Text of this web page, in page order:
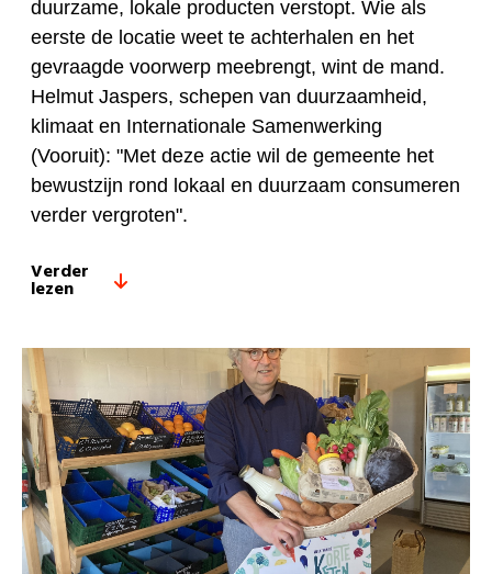
duurzame, lokale producten verstopt. Wie als
eerste de locatie weet te achterhalen en het
gevraagde voorwerp meebrengt, wint de mand.
Helmut Jaspers, schepen van duurzaamheid,
klimaat en Internationale Samenwerking
(Vooruit): "Met deze actie wil de gemeente het
bewustzijn rond lokaal en duurzaam consumeren
verder vergroten".
Verder
lezen